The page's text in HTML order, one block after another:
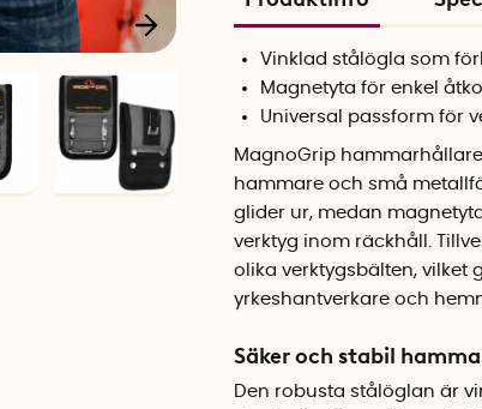
Vinklad stålögla som
Magnetyta för enkel
Universal passform för
MagnoGrip
hammare och små
glider ur, medan
verktyg inom räckhåll.
olika verktygsbälten, vilket
yrkeshantverkare och
Säker och stabil
Den robusta stålöglan är